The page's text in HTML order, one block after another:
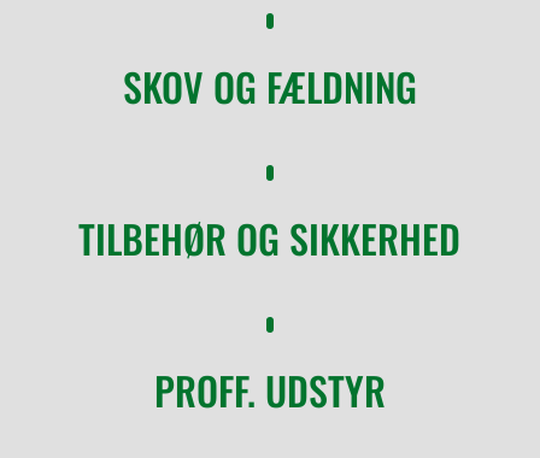
SKOV OG FÆLDNING
TILBEHØR OG SIKKERHED
PROFF. UDSTYR